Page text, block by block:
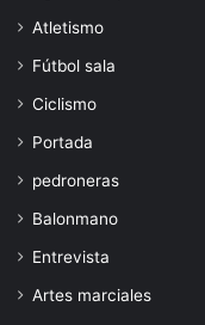
Atletismo
Fútbol sala
Ciclismo
Portada
pedroneras
Balonmano
Entrevista
Artes marciales